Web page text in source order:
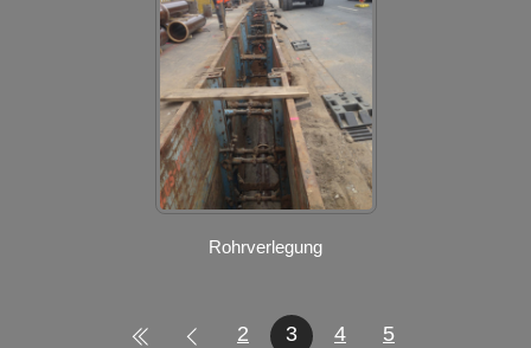
Rohrverlegung
2 3 4 5